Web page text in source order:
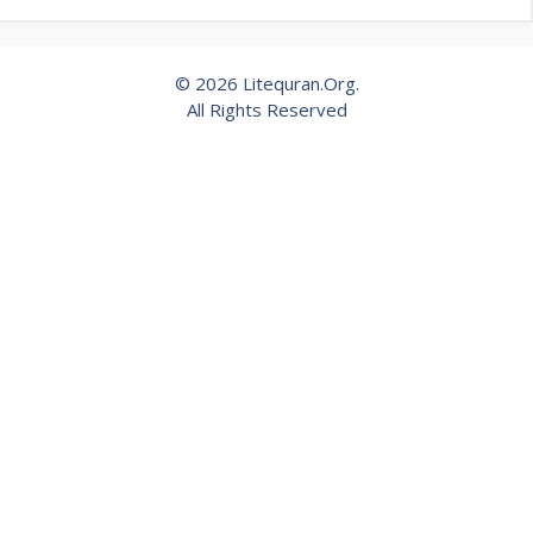
© 2026 Litequran.Org.
All Rights Reserved